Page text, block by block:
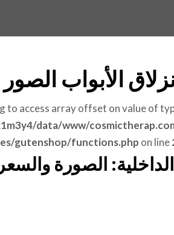
الأبواب الصور
to access array offset on value of
data/www/
gutenshop/functions.php on line
الداخلية: الصورة